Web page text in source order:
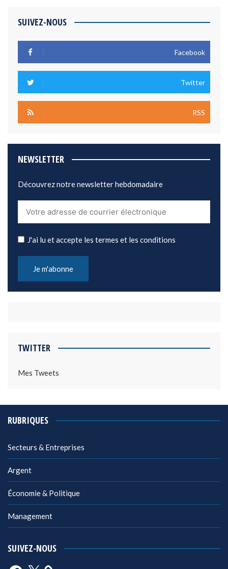
SUIVEZ-NOUS
Facebook
Twitter
RSS
NEWSLETTER
Découvrez notre newsletter hebdomadaire
J'ai lu et accepte les termes et les conditions
TWITTER
Mes Tweets
RUBRIQUES
Secteurs & Entreprises
Argent
Économie & Politique
Management
SUIVEZ-NOUS
Facebook
X